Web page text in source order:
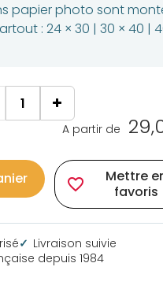
papier photo sont
: 24 × 30 | 30 × 40 |
A partir de
favorite_border
Mettre
favoris
Livraison suivie
depuis 1984